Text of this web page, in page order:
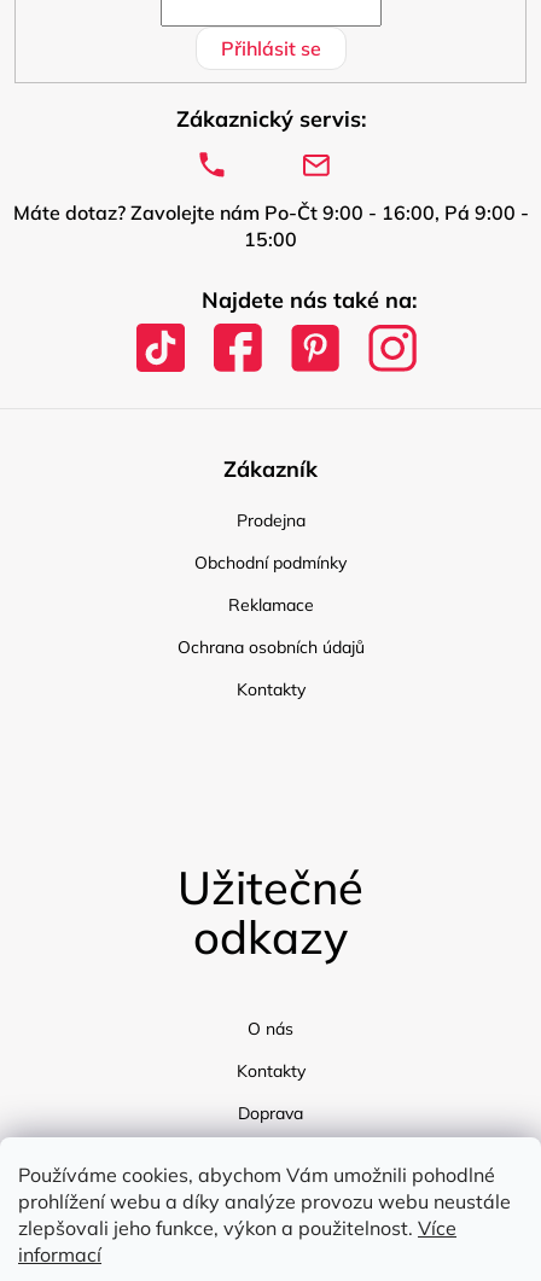
Používáme cookies, abychom Vám umožnili pohodlné
prohlížení webu a díky analýze provozu webu neustále
zlepšovali jeho funkce, výkon a použitelnost. Více
informací
Přihlásit se
Zákaznický servis:
Máte dotaz? Zavolejte nám Po-Čt 9:00 - 16:00, Pá 9:00 -
15:00
Najdete nás také na:
Zákazník
Prodejna
Obchodní podmínky
Reklamace
Ochrana osobních údajů
Kontakty
Užitečné
odkazy
O nás
Kontakty
Doprava